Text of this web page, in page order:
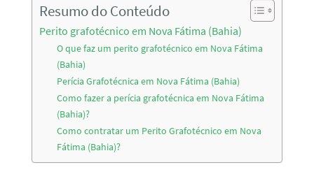
Resumo do Conteúdo
Perito grafotécnico em Nova Fátima (Bahia)
O que faz um perito grafotécnico em Nova Fátima
(Bahia)
Perícia Grafotécnica em Nova Fátima (Bahia)
Como fazer a perícia grafotécnica em Nova Fátima
(Bahia)?
Como contratar um Perito Grafotécnico em Nova
Fátima (Bahia)?